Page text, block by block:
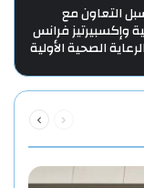
التعاون مع
وإكسبيرتيز فرانس
الصحية الأولية
الصفحةالصفحة